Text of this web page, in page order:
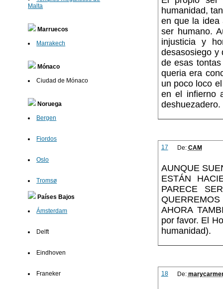
Malta
Marruecos
Marrakech
Mónaco
Ciudad de Mónaco
Noruega
Bergen
Fiordos
Oslo
Tromsø
Países Bajos
Ámsterdam
Delft
Eindhoven
Franeker
humanidad,
en que la idea
ser humano.
injusticia y
desasosiego y
de esas
queria era
un poco loco
en el infierno
deshuezadero.
17 De: CAM
AUNQUE
ESTÁN
PARECE
AHORA
por favor. El
humanidad).
18 De: